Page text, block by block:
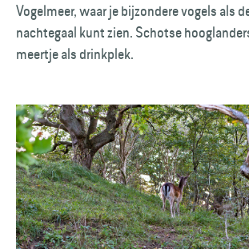
Vogelmeer, waar je bijzondere vogels als
nachtegaal kunt zien. Schotse
meertje als drinkplek.